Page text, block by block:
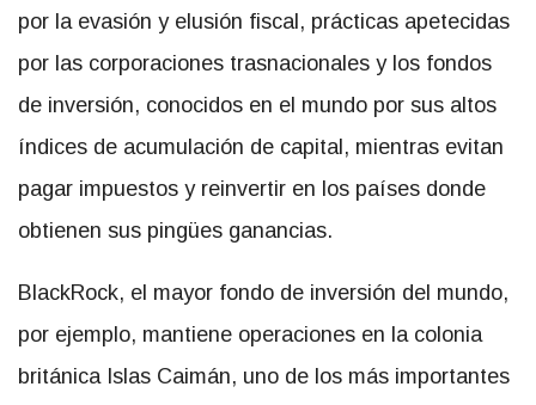
por la evasión y elusión fiscal, prácticas apetecidas
por las corporaciones trasnacionales y los fondos
de inversión, conocidos en el mundo por sus altos
índices de acumulación de capital, mientras evitan
pagar impuestos y reinvertir en los países donde
obtienen sus pingües ganancias.
BlackRock, el mayor fondo de inversión del mundo,
por ejemplo, mantiene operaciones en la colonia
británica Islas Caimán, uno de los más importantes